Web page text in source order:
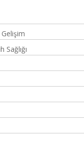
Sağlığı